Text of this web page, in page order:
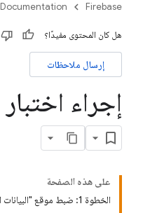
Firebase
Documentation
هل كان المحتوى مفيدًا؟
إرسال ملاحظات
إجراء اختبار XCTest
على هذه الصفحة
الخطوة 1: ضبط موقع "البيانات المشتقة" لمشروعك